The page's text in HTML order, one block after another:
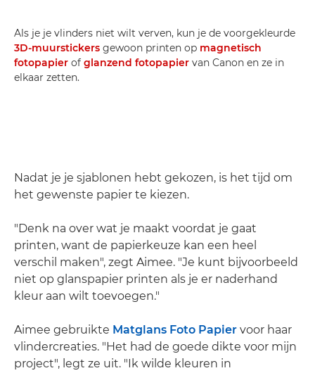
Als je je vlinders niet wilt verven, kun je de voorgekleurde
3D-muurstickers gewoon printen op magnetisch
fotopapier of glanzend fotopapier van Canon en ze in
elkaar zetten.
Nadat je je sjablonen hebt gekozen, is het tijd om
het gewenste papier te kiezen.
"Denk na over wat je maakt voordat je gaat
printen, want de papierkeuze kan een heel
verschil maken", zegt Aimee. "Je kunt bijvoorbeeld
niet op glanspapier printen als je er naderhand
kleur aan wilt toevoegen."
Aimee gebruikte Matglans Foto Papier voor haar
vlindercreaties. "Het had de goede dikte voor mijn
project", legt ze uit. "Ik wilde kleuren in